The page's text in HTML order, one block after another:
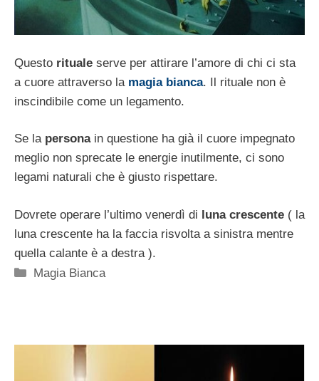
Questo rituale serve per attirare l’amore di chi ci sta
a cuore attraverso la magia bianca. Il rituale non è
inscindibile come un legamento.
Se la persona in questione ha già il cuore impegnato
meglio non sprecate le energie inutilmente, ci sono
legami naturali che è giusto rispettare.
Dovrete operare l’ultimo venerdì di luna crescente ( la
luna crescente ha la faccia risvolta a sinistra mentre
quella calante è a destra ).
Categorie
Magia Bianca